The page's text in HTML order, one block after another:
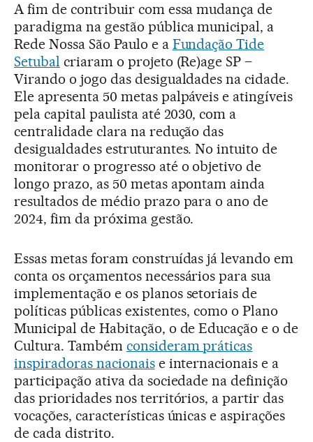
A fim de contribuir com essa mudança de
paradigma na gestão pública municipal, a
Rede Nossa São Paulo e a Fundação Tide
Setubal criaram o projeto (Re)age SP –
Virando o jogo das desigualdades na cidade.
Ele apresenta 50 metas palpáveis e atingíveis
pela capital paulista até 2030, com a
centralidade clara na redução das
desigualdades estruturantes. No intuito de
monitorar o progresso até o objetivo de
longo prazo, as 50 metas apontam ainda
resultados de médio prazo para o ano de
2024, fim da próxima gestão.
Essas metas foram construídas já levando em
conta os orçamentos necessários para sua
implementação e os planos setoriais de
políticas públicas existentes, como o Plano
Municipal de Habitação, o de Educação e o de
Cultura. Também consideram práticas
inspiradoras nacionaise internacionais e a
participação ativa da sociedade na definição
das prioridades nos territórios, a partir das
vocações, características únicas e aspirações
de cada distrito.